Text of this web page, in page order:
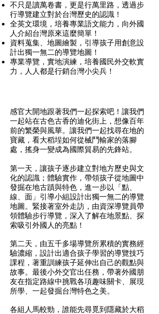
不只是讀萬卷書，更是行萬里路，透過步
行導覽建立對於台灣歷史的認識！
全英文環境，培養專業語文能力，向外國
人介紹台灣原來這麼簡單！
資料蒐集、地圖繪製，引導孩子用創意設
計出獨一無二的導覽地圖！
專業導覽，實地演練，培養國民外交軟實
力，人人都是行銷台灣小尖兵！
感官大開地跟著我們一起探索吧！讓我們
一起站在古色古香的迪化街上，想像百年
前的繁榮與風華。讓我們一起找尋在地的
寶藏，看大稻埕如何從械鬥輸家的落腳
處，搖身一變成為國際貿易的先鋒站。
第一天，讓孩子逐步建立對地方歷史與文
化的認識；體驗實作，帶領孩子從地圖中
發掘在地古蹟與特色，進一步以「點、
線、面」引導小組設計出獨一無二的導覽
地圖。緊接著室外走訪，由資深導覽員帶
領體驗步行導覽，深入了解在地景點、探
索吸引外國人的亮點！
第二天，由五千多場導覽所累積的實務經
驗濃縮，設計出適合孩子學習的導覽技巧
課程，著重訓練孩子延伸出自己的觀點與
故事。最後小外交官出任務，帶著外國朋
友在指定路線中挑戰各項趣味關卡、展現
所學、一起發掘台灣特色之美。
各組人馬較勁，誰能先尋覓到隱藏於大稻